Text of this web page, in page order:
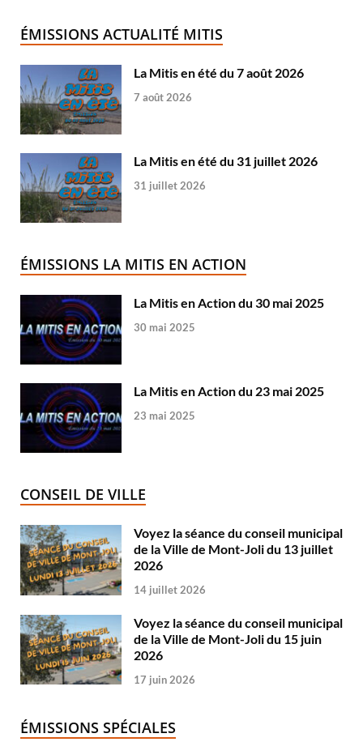
ÉMISSIONS ACTUALITÉ MITIS
La Mitis en été du 7 août 2026
7 août 2026
La Mitis en été du 31 juillet 2026
31 juillet 2026
ÉMISSIONS LA MITIS EN ACTION
La Mitis en Action du 30 mai 2025
30 mai 2025
La Mitis en Action du 23 mai 2025
23 mai 2025
CONSEIL DE VILLE
Voyez la séance du conseil municipal
de la Ville de Mont-Joli du 13 juillet
2026
14 juillet 2026
Voyez la séance du conseil municipal
de la Ville de Mont-Joli du 15 juin
2026
17 juin 2026
ÉMISSIONS SPÉCIALES